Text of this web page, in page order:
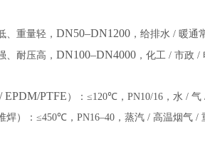
、重量轻， DN50–DN1200 ，给排水 / 暖通
、耐压高， DN100–DN4000 ，化工 / 市政 /
/ EPDM/PTFE ）： ≤120℃ ， PN10/16 ，水 / 气
焊）： ≤450℃ ， PN16–40 ，蒸汽 / 高温烟气 /